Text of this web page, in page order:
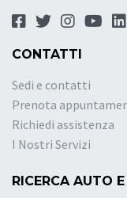
CONTATTI
Sedi e contatti
Prenota
Richiedi assistenza
I Nostri Servizi
RICERCA AUTO